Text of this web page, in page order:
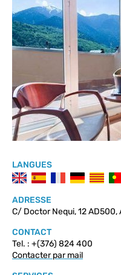
LANGUES
ADRESSE
C/ Doctor Nequi, 12
CONTACT
Tel. : +(376) 824 400
Contacter par mail